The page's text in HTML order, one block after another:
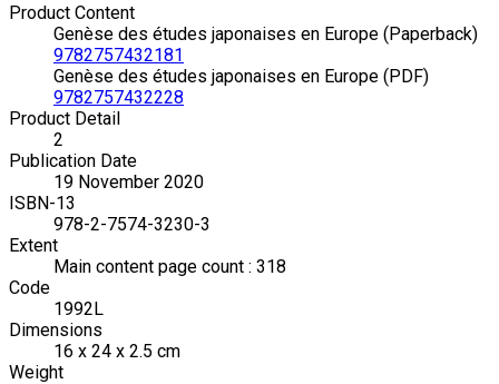
Product Content
Genèse des études japonaises en Europe (Paperback)
9782757432181
Genèse des études japonaises en Europe (PDF)
9782757432228
Product Detail
2
Publication Date
19 November 2020
ISBN-13
978-2-7574-3230-3
Extent
Main content page count : 318
Code
1992L
Dimensions
16 x 24 x 2.5 cm
Weight